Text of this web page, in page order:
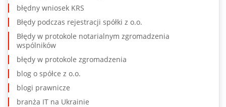
błędny wniosek KRS
Błędy podczas rejestracji spółki z o.o.
Błędy w protokole notarialnym zgromadzenia
wspólników
błędy w protokole zgromadzenia
blog o spółce z o.o.
blogi prawnicze
branża IT na Ukrainie